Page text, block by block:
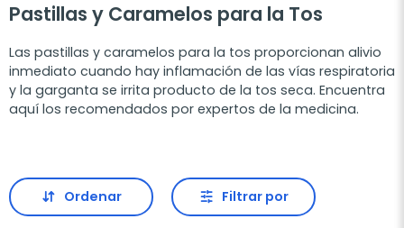
Pastillas y Caramelos para la Tos
Las pastillas y caramelos para la tos proporcionan alivio
inmediato cuando hay inflamación de las vías respiratoria
y la garganta se irrita producto de la tos seca. Encuentra
aquí los recomendados por expertos de la medicina.
Ordenar Filtrar por